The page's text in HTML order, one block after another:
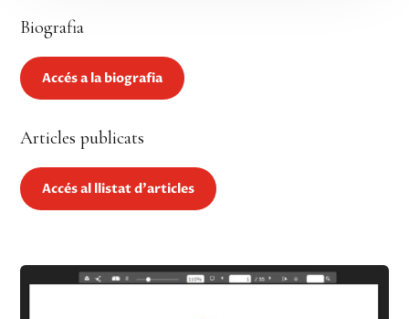
Biografia
Accés a la biografia
Articles publicats
Accés al llistat d'articles